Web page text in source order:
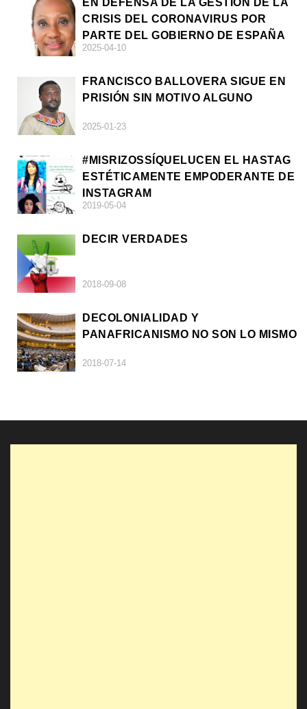
EN DEFENSA DE LA GESTIÓN DE LA
CRISIS DEL CORONAVIRUS POR
PARTE DEL GOBIERNO DE ESPAÑA
2025-04-10
FRANCISCO BALLOVERA SIGUE EN
PRISIÓN SIN MOTIVO ALGUNO
2025-01-23
#MISRIZOSSÍQUELUCEN EL HASTAG
ESTÉTICAMENTE EMPODERANTE DE
INSTAGRAM
2019-05-04
DECIR VERDADES
2018-09-08
DECOLONIALIDAD Y
PANAFRICANISMO NO SON LO MISMO
2018-07-14